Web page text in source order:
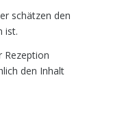
schätzen den
ist.
Rezeption
den Inhalt